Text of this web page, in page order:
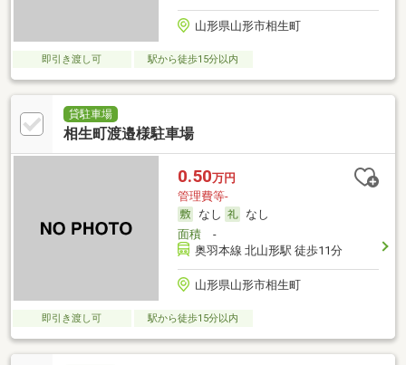
山形県山形市相生町
即引き渡し可 駅から徒歩15分以内
貸駐車場
相生町渡邉様駐車場
0.50万円
管理費等-
なし
なし
面積-
奥羽本線 北山形駅 徒歩11分
山形県山形市相生町
即引き渡し可 駅から徒歩15分以内